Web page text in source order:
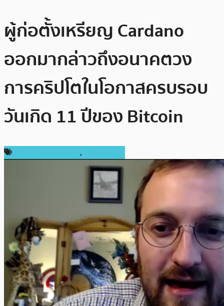
ผู้ก่อตั้งเหรียญ Cardano
ออกมากล่าวถึงอนาคตวง
การคริปโตในโอกาสครบรอบ
วันเกิด 11 ปีของ Bitcoin
,